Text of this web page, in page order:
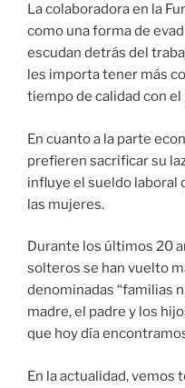
La colaboradora en la
como una forma de
escudan detrás del
les importa tener más
tiempo de calidad con el
En cuanto a la parte
prefieren sacrificar su
influye el sueldo laboral
las mujeres.
Durante los últimos 20
solteros se han vuelto
denominadas “familias
madre, el padre y los
que hoy día
En la actualidad, vemos